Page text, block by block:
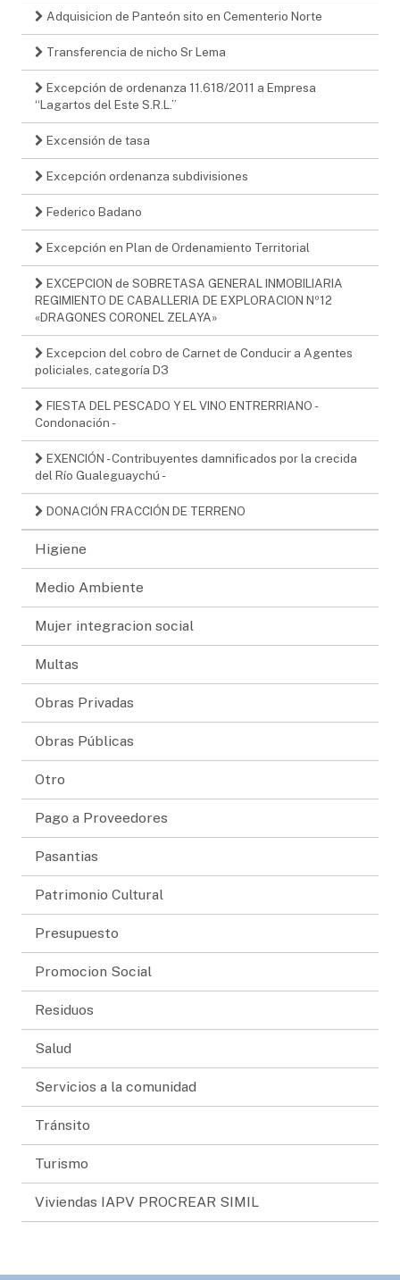
Adquisicion de Panteón sito en Cementerio Norte
Transferencia de nicho Sr Lema
Excepción de ordenanza 11.618/2011 a Empresa
“Lagartos del Este S.R.L.”
Excensión de tasa
Excepción ordenanza subdivisiones
Federico Badano
Excepción en Plan de Ordenamiento Territorial
EXCEPCION de SOBRETASA GENERAL INMOBILIARIA
REGIMIENTO DE CABALLERIA DE EXPLORACION Nº12
«DRAGONES CORONEL ZELAYA»
Excepcion del cobro de Carnet de Conducir a Agentes
policiales, categoría D3
FIESTA DEL PESCADO Y EL VINO ENTRERRIANO -
Condonación -
EXENCIÓN - Contribuyentes damnificados por la crecida
del Río Gualeguaychú -
DONACIÓN FRACCIÓN DE TERRENO
Higiene
Medio Ambiente
Mujer integracion social
Multas
Obras Privadas
Obras Públicas
Otro
Pago a Proveedores
Pasantias
Patrimonio Cultural
Presupuesto
Promocion Social
Residuos
Salud
Servicios a la comunidad
Tránsito
Turismo
Viviendas IAPV PROCREAR SIMIL